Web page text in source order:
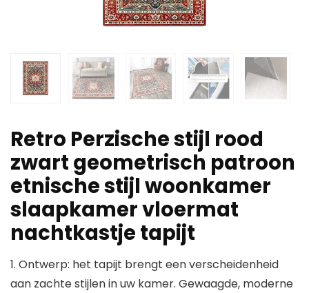
Retro Perzische stijl rood
zwart geometrisch patroon
etnische stijl woonkamer
slaapkamer vloermat
nachtkastje tapijt
1. Ontwerp: het tapijt brengt een verscheidenheid
aan zachte stijlen in uw kamer. Gewaagde, moderne